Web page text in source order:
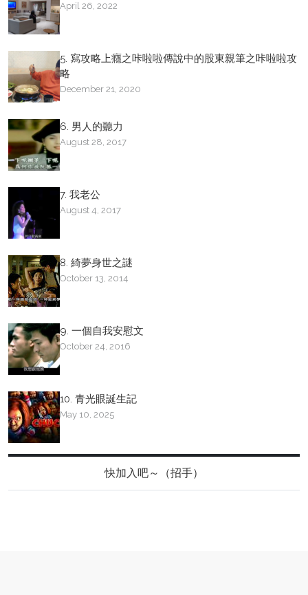
April 26, 2022
5. 寫攻略上癮之咔啦啦傳說中的股東親筆之咔啦啦攻
略
December 21, 2020
6. 男人的聽力
August 28, 2017
7. 我老公
August 4, 2017
8. 綺夢身世之謎
October 13, 2014
9. 一個自我安慰文
October 24, 2016
10. 青光眼誕生記
May 10, 2025
快加入吧～（招手）